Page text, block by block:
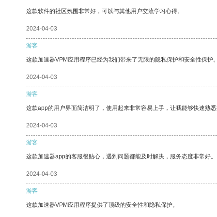
这款软件的社区氛围非常好，可以与其他用户交流学习心得。
2024-04-03
游客
这款加速器VPM应用程序已经为我们带来了无限的隐私保护和安全性保护。
2024-04-03
游客
这款app的用户界面简洁明了，使用起来非常容易上手，让我能够快速熟悉
2024-04-03
游客
这款加速器app的客服很贴心，遇到问题都能及时解决，服务态度非常好。
2024-04-03
游客
这款加速器VPM应用程序提供了顶级的安全性和隐私保护。